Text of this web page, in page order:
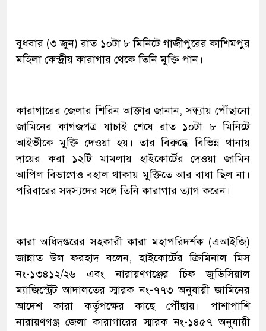
বুধবার (৩ জুন) রাত ১০টা ৮ মিনিটে গাজীপুরের কাশিমপুর
মহিলা কেন্দ্রীয় কারাগার থেকে তিনি মুক্তি পান।
কারাগারের জেলার শিরিন আক্তার জানান, সন্ধ্যায় পৌঁছানো
জামিনের কাগজপত্র যাচাই শেষে রাত ১০টা ৮ মিনিটে
আইভীকে মুক্তি দেওয়া হয়। তার বিরুদ্ধে বিভিন্ন থানায়
দায়ের করা ১২টি মামলায় হাইকোর্টের দেওয়া জামিন
আপিল বিভাগেও বহাল থাকায় মুক্তিতে আর বাধা ছিল না।
পরিবারের সদস্যদের সঙ্গে তিনি কারাগার ত্যাগ করেন।
কারা অধিদপ্তরের সহকারী কারা মহাপরিদর্শক (এআইজি)
জান্নাত উল ফরহাদ বলেন, হাইকোর্টের ক্রিমিনাল মিস
নং-১৩৪১২/২৬ এবং নারায়ণগঞ্জের চিফ জুডিসিয়াল
ম্যাজিস্ট্রেট আদালতের স্মারক নং-৭৭৩ অনুযায়ী জামিনের
আদেশ কারা কর্তৃপক্ষের কাছে পৌঁছায়। পাশাপাশি
নারায়ণগঞ্জ জেলা কারাগারের স্মারক নং-১৪৫৭ অনুযায়ী